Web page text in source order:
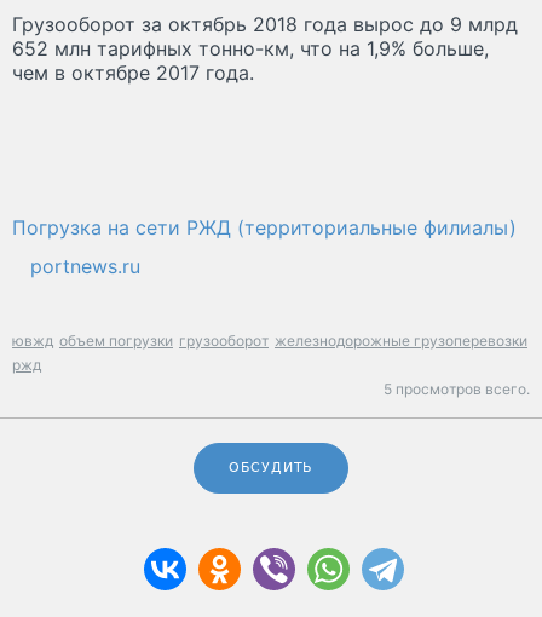
Грузооборот за октябрь 2018 года вырос до 9 млрд
652 млн тарифных тонно-км, что на 1,9% больше,
чем в октябре 2017 года.
Погрузка на сети РЖД (территориальные филиалы)
portnews.ru
ювжд объем погрузки грузооборот железнодорожные грузоперевозки
ржд
5 просмотров всего.
ОБСУДИТЬ